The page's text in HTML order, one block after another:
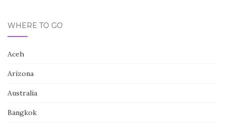
WHERE TO GO
Aceh
Arizona
Australia
Bangkok